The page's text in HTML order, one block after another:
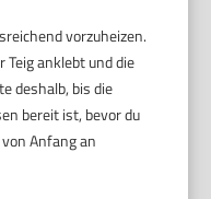
vorzuheizen.
Teig anklebt und die
deshalb, bis die
bereit ist, bevor du
Anfang an